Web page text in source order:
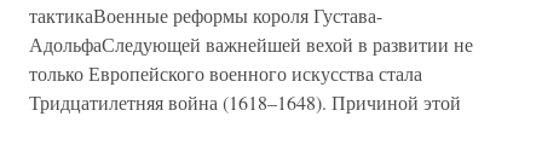
тактикаВоенные реформы короля Густава-
АдольфаСледующей важнейшей вехой в развитии не
только Европейского военного искусства стала
Тридцатилетняя война (1618–1648). Причиной этой